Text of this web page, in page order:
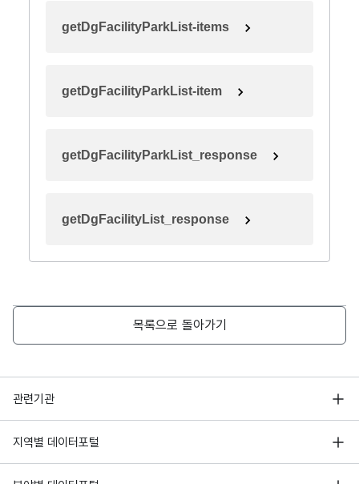
getDgFacilityParkList-items
getDgFacilityParkList-item
getDgFacilityParkList_response
getDgFacilityList_response
목록으로 돌아가기
관련기관
행정안전부
한국지능정보사회진흥원
지역별 데이터포털
서울 열린데이터광장
경기데이터드림